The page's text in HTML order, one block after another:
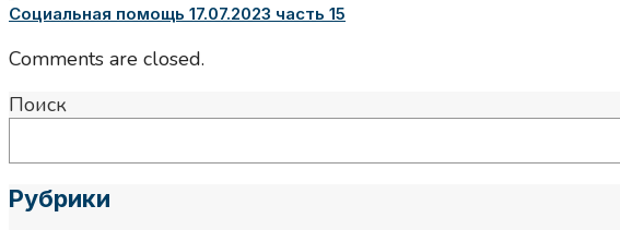
Социальная помощь 17.07.2023 часть 15
Comments are closed.
Поиск
Рубрики